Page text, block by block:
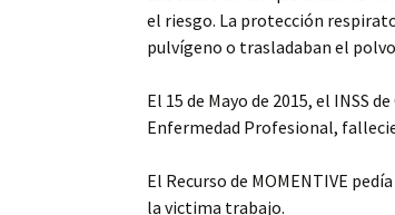
el riesgo. La protección
pulvígeno o trasladaban el
El 15 de Mayo de 2015, el INSS
Enfermedad Profesional,
El Recurso de MOMENTIVE
la victima trabajo.